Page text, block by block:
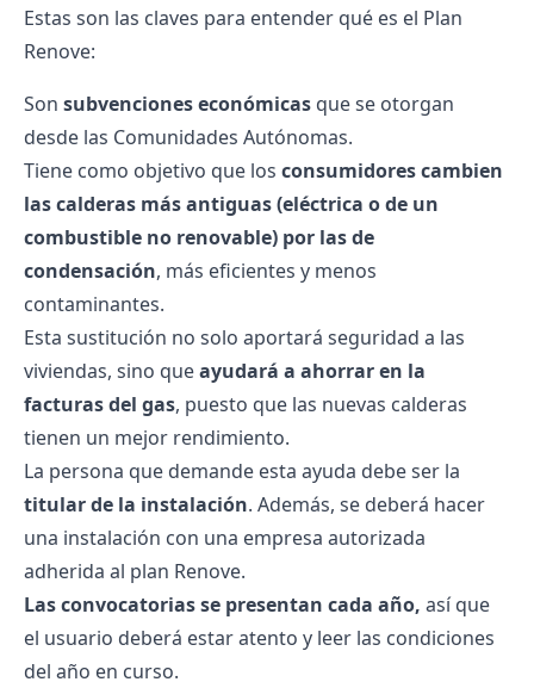
Estas son las claves para entender qué es el Plan
Renove:
Son subvencioneseconómicas que se otorgan
desde las Comunidades Autónomas.
Tiene como objetivo que los consumidores cambien
las calderas más antiguas (eléctrica o de un
combustible no renovable) por las de
condensación, más eficientes y menos
contaminantes.
Esta sustitución no solo aportará seguridad a las
viviendas, sino queayudará a ahorrar en la
facturas del gas, puesto que las nuevas calderas
tienen un mejor rendimiento.
La persona que demande esta ayuda debe ser la
titular de la instalación. Además, se deberá hacer
una instalación con una empresa autorizada
adherida al plan Renove.
Las convocatorias se presentan cada año, así que
el usuario deberá estar atento y leer las condiciones
del año en curso.